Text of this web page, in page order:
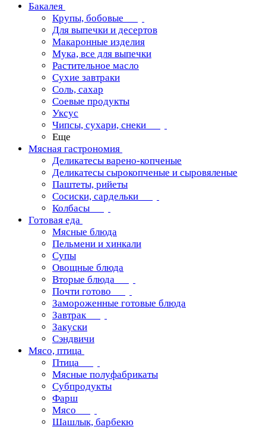
Бакалея
Крупы, бобовые
Для выпечки и десертов
Макаронные изделия
Мука, все для выпечки
Растительное масло
Сухие завтраки
Соль, сахар
Соевые продукты
Уксус
Чипсы, сухари, снеки
Еще
Мясная гастрономия
Деликатесы варено-копченые
Деликатесы сырокопченые и сыровяленые
Паштеты, рийеты
Сосиски, сардельки
Колбасы
Готовая еда
Мясные блюда
Пельмени и хинкали
Супы
Овощные блюда
Вторые блюда
Почти готово
Замороженные готовые блюда
Завтрак
Закуски
Сэндвичи
Мясо, птица
Птица
Мясные полуфабрикаты
Субпродукты
Фарш
Мясо
Шашлык, барбекю